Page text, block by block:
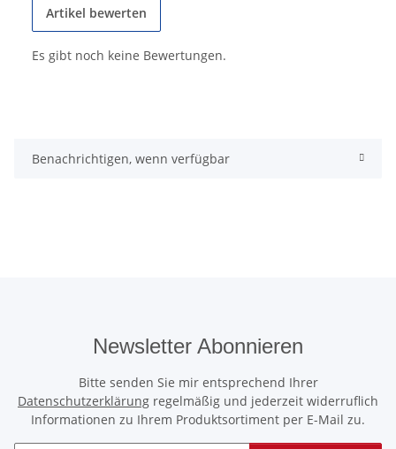
Artikel bewerten
Es gibt noch keine Bewertungen.
Benachrichtigen, wenn verfügbar
Newsletter Abonnieren
Bitte senden Sie mir entsprechend Ihrer
Datenschutzerklärung regelmäßig und jederzeit widerruflich
Informationen zu Ihrem Produktsortiment per E-Mail zu.